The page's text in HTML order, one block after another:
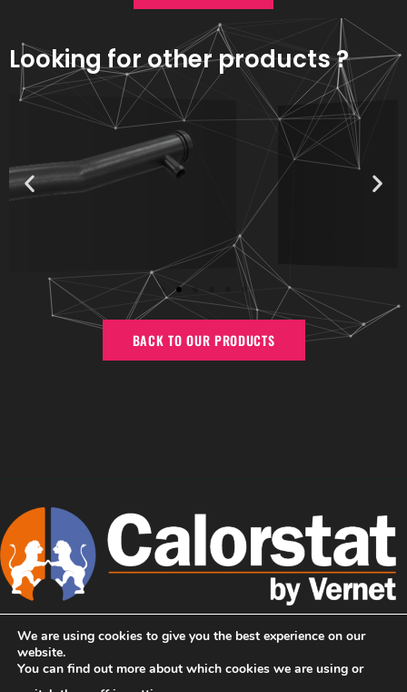
Looking for other products ?
BACK TO OUR PRODUCTS
We are using cookies to give you the best experience on our
website.
You can find out more about which cookies we are using or